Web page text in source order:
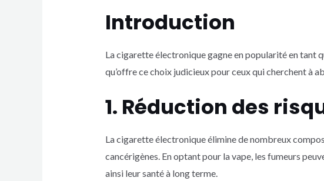
Introduction
La cigarette électronique gagne en popularité en tant
qu’offre ce choix judicieux pour ceux qui cherchent à
1. Réduction des
La cigarette électronique élimine de nombreux
cancérigènes. En optant pour la vape, les fumeurs
ainsi leur santé à long terme.